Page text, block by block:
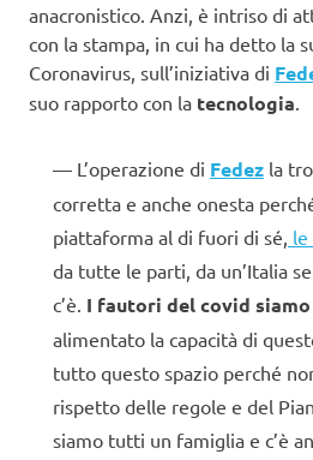
anacronistico. Anzi, è intriso di
con la stampa, in cui ha detto la
Coronavirus, sull’iniziativa di
suo rapporto con la tecnologia
L’operazione di Fedez la
corretta e anche onesta
piattaforma al di fuori di sé, le
da tutte le parti, da un’Italia
c’è. I fautori del covid
alimentato la capacità di
tutto questo spazio perché
rispetto delle regole e del
siamo tutti un famiglia e c’è